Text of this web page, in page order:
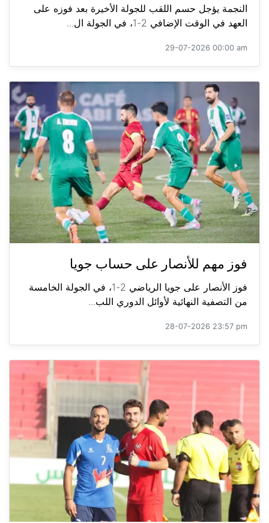
النجمة يؤجل حسم اللقب للجولة الأخيرة بعد فوزه على
العهد في الوقت الإضافي 2-1، في الجولة ال...
29-07-2026 00:00 am
فوز مهم للأنصار على حساب جويا
فوز الأنصار على جويا الرياضي 2-1، في الجولة الخامسة
من التصفية النهائية لأوائل الدوري اللب...
28-07-2026 23:57 pm